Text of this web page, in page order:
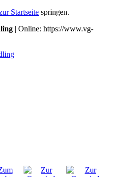
Startseite springen.
| Online: https://www.vg-